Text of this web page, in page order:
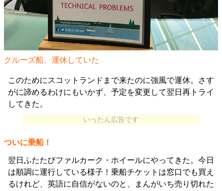
クルーズ船、運休していた
このためにスコットランドまで来たのに強風で運休。さす
がに諦めるわけにもいかず、予定を変更して翌日再トライ
してきた。
いったん広告です
ついに乗船！
翌日ふたたびファルカーク・ホイールにやってきた。今日
は順調に運行している様子！乗船チケットは窓口でも買え
るけれど、英語に自信がないのと、まんがいち売り切れた